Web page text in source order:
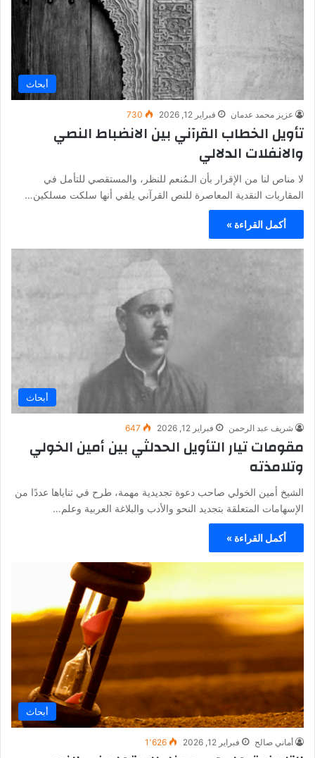
أبحاث
عزيز محمد عدمان فبراير 12, 2026 730
تأويل الخطاب القرآني بين الانضباط النصي
والانفلات الدلالي
لا مناص لنا من الإقرار بأن الـمُنعم للنظر، والمستقصي للتأمل في
المقاربات النقدية المعاصرة للنص القرآني يلفي أنها سلكت مسلكين…
أكمل القراءة »
أبحاث
شريف عبد الرحمن فبراير 12, 2026 647
مقومات تيار التأويل الحدلثي بين أمين الخولي
وتلامذته
الشيخ أمين الخولي صاحب دعوة تجديدية مهمة، طرح في ثناياها عددًا من
الإسهامات المتعلقة بتجديد النحو والأدب والبلاغة العربية وعلم…
أكمل القراءة »
أبحاث
أماني صالح فبراير 12, 2026 1٬626